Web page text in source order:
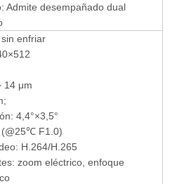
Admite desempañado dual
enfriar
14 μm
4,4°×3,5°
(@25℃ F1.0)
H.264/H.265
zoom eléctrico, enfoque